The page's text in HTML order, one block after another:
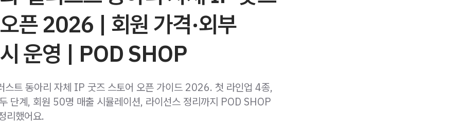
픈 2026 | 회원 가격·외부
운영 | POD SHOP
스트 동아리 자체 IP 굿즈 스토어 오픈 가이드 2026. 첫 라인업 4종,
단계, 회원 50명 매출 시뮬레이션, 라이선스 정리까지 POD SHOP
리했어요.